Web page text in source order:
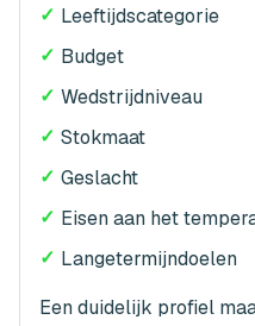
✓ Leeftijdscategorie
✓ Budget
✓ Wedstrijdniveau
✓ Stokmaat
✓ Geslacht
✓ Eisen aan het
✓ Langetermijndoelen
Een duidelijk profiel